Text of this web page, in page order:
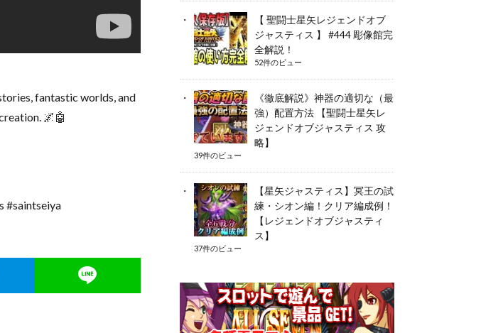
fantastic worlds, and
🌌🤖
#saintseiya
【 聖闘士星矢レジェンドオブ
ジャスティス 】 #444 彫像館完
全解説！
52件のビュー
《徹底解説》神器の適切な（最
強）配置方法 【聖闘士星矢レ
ジェンドオブジャスティス 攻
略】
39件のビュー
【星矢ジャスティス】冥王の試
練・シオン編！クリア編成例！
【レジェンドオブジャスティ
ス】
37件のビュー